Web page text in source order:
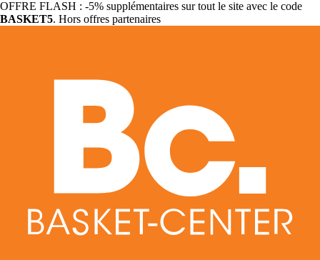
OFFRE FLASH : -5% supplémentaires sur tout le site avec le code
BASKET5. Hors offres partenaires